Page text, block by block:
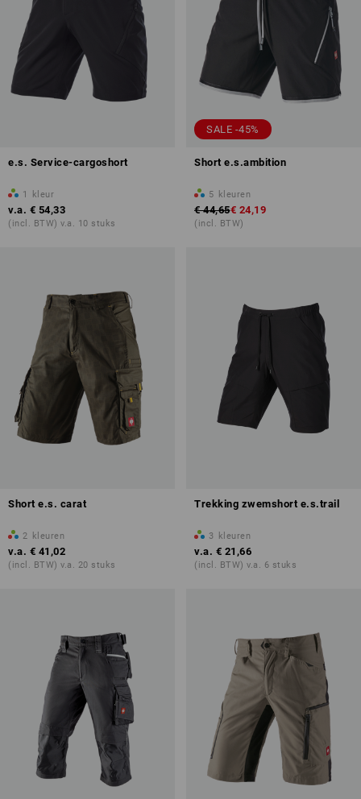
e.s. Service-cargoshort
1 kleur
v.a. € 54,33
(incl. BTW) v.a. 10 stuks
SALE -45%
Short e.s.ambition
5 kleuren
€ 44,65€ 24,19
(incl. BTW)
Short e.s. carat
2 kleuren
v.a. € 41,02
(incl. BTW) v.a. 20 stuks
Trekking zwemshort e.s.trail
3 kleuren
v.a. € 21,66
(incl. BTW) v.a. 6 stuks